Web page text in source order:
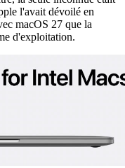
l'avait dévoilé en
macOS 27 que la
d'exploitation.